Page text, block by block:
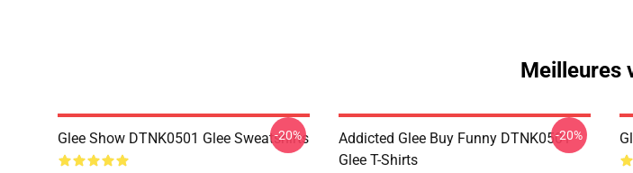
Meilleures
Glee Show DTNK0501 Glee Sweatshirts
-20%
Addicted Glee Buy Funny DTNK0501
Glee T-Shirts
-20%